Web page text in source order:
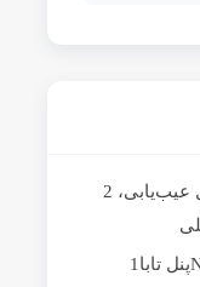
تعمیر آیفون تصویری 1 آموزش کامل عیب‌یابی، 2